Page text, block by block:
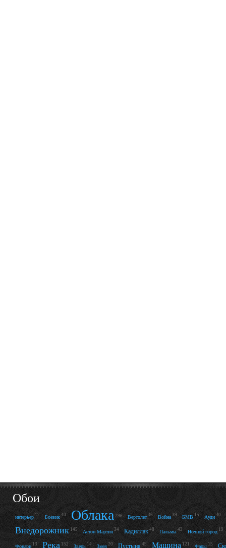
Обои
интерьер 12 Боевик 40 Облака 296 Вертолет 36 Война 39 БМВ 15 Ауди 40
Внедорожник 145 Астон Мартин 34 Кадиллак 48 Пальмы 43 Ночной город 19
Фонари 13 Река 152 Зверь 14 Змея 20 Пустыня 49 Машина 121 Фары 15